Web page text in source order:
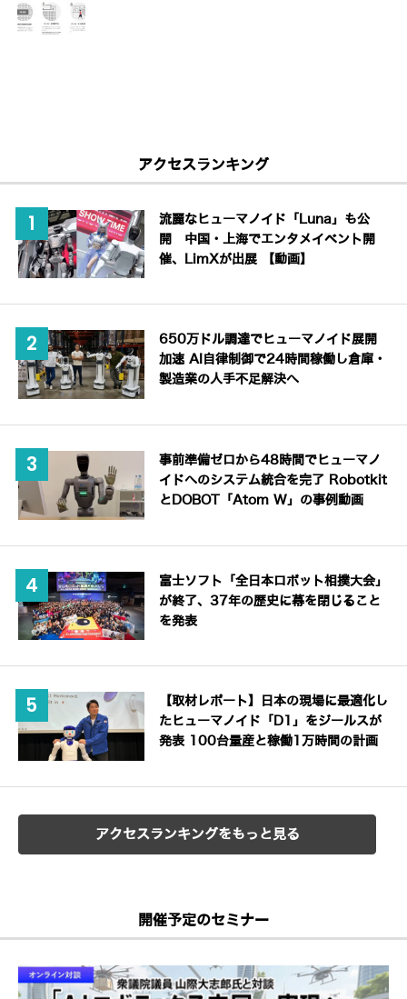
アクセスランキング
流麗なヒューマノイド「Luna」も公
開 中国・上海でエンタメイベント開
催、LimXが出展 【動画】
650万ドル調達でヒューマノイド展開
加速 AI自律制御で24時間稼働し倉庫・
製造業の人手不足解決へ
事前準備ゼロから48時間でヒューマノ
イドへのシステム統合を完了 Robotkit
とDOBOT「Atom W」の事例動画
富士ソフト「全日本ロボット相撲大会」
が終了、37年の歴史に幕を閉じること
を発表
【取材レポート】日本の現場に最適化し
たヒューマノイド「D1」をジールスが
発表 100台量産と稼働1万時間の計画
アクセスランキングをもっと見る
開催予定のセミナー